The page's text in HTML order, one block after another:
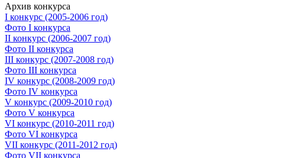
Архив конкурса
I конкурс (2005-2006 год)
Фото I конкурса
II конкурс (2006-2007 год)
Фото II конкурса
III конкурс (2007-2008 год)
Фото III конкурса
IV конкурс (2008-2009 год)
Фото IV конкурса
V конкурс (2009-2010 год)
Фото V конкурса
VI конкурс (2010-2011 год)
Фото VI конкурса
VII конкурс (2011-2012 год)
Фото VII конкурса